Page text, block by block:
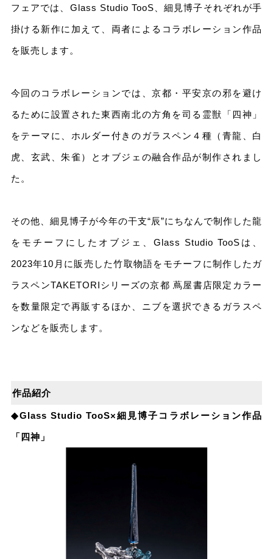
フェアでは、Glass Studio TooS、細⾒博⼦それぞれが⼿
掛ける新作に加えて、両者によるコラボレーション作品
を販売します。
今回のコラボレーションでは、京都・平安京の邪を避け
るために設置された東⻄南北の⽅⾓を司る霊獣「四神」
をテーマに、ホルダー付きのガラスペン４種（⻘⿓、⽩
⻁、⽞武、朱雀）とオブジェの融合作品が制作されまし
た。
その他、細⾒博⼦が今年の⼲⽀“⾠”にちなんで制作した⿓
をモチーフにしたオブジェ、Glass Studio TooSは、
2023年10⽉に販売した⽵取物語をモチーフに制作したガ
ラスペンTAKETORIシリーズの京都 蔦屋書店限定カラー
を数量限定で再販するほか、ニブを選択できるガラスペ
ンなどを販売します。
作品紹介
◆Glass Studio TooS×細⾒博⼦コラボレーション作品
「四神」